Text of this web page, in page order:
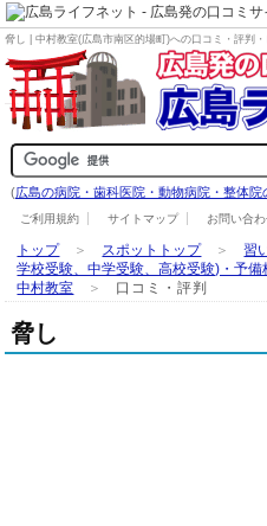
脅し | 中村教室(広島市南区的場町)への口コミ・評判
(広島の病院・歯科医院・動物病院・整体院
ご利用規約 サイトマップ お問い合
トップ＞ スポットトップ＞習
学校受験、中学受験、高校受験)・予備
中村教室 ＞ 口コミ・評判
脅し